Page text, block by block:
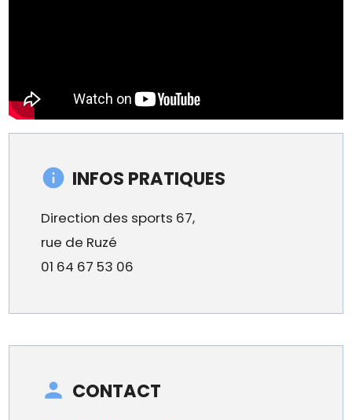
INFOS PRATIQUES
Direction des sports 67,
rue de Ruzé
01 64 67 53 06
CONTACT